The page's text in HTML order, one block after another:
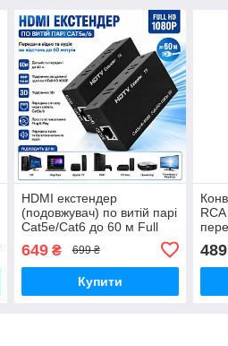
HDMI екстендер
(подовжувач) по витій парі
Cat5e/Cat6 до 60 м Full
передавач і приймач
649₴ 699 ₴
Купити
AV
489